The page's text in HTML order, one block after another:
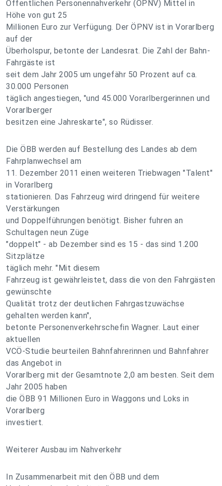
Öffentlichen Personennahverkehr (ÖPNV) Mittel in
Höhe von gut 25
Millionen Euro zur Verfügung. Der ÖPNV ist in Vorarlberg
auf der
Überholspur, betonte der Landesrat. Die Zahl der Bahn-
Fahrgäste ist
seit dem Jahr 2005 um ungefähr 50 Prozent auf ca.
30.000 Personen
täglich angestiegen, "und 45.000 Vorarlbergerinnen und
Vorarlberger
besitzen eine Jahreskarte", so Rüdisser.
Die ÖBB werden auf Bestellung des Landes ab dem
Fahrplanwechsel am
11. Dezember 2011 einen weiteren Triebwagen "Talent"
in Vorarlberg
stationieren. Das Fahrzeug wird dringend für weitere
Verstärkungen
und Doppelführungen benötigt. Bisher fuhren an
Schultagen neun Züge
"doppelt" - ab Dezember sind es 15 - das sind 1.200
Sitzplätze
täglich mehr. "Mit diesem
Fahrzeug ist gewährleistet, dass die von den Fahrgästen
gewünschte
Qualität trotz der deutlichen Fahrgastzuwächse
gehalten werden kann",
betonte Personenverkehrschefin Wagner. Laut einer
aktuellen
VCÖ-Studie beurteilen Bahnfahrerinnen und Bahnfahrer
das Angebot in
Vorarlberg mit der Gesamtnote 2,0 am besten. Seit dem
Jahr 2005 haben
die ÖBB 91 Millionen Euro in Waggons und Loks in
Vorarlberg
investiert.
Weiterer Ausbau im Nahverkehr
In Zusammenarbeit mit den ÖBB und dem